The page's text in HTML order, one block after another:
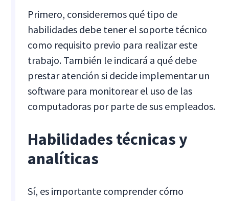
Primero, consideremos qué tipo de
habilidades debe tener el soporte técnico
como requisito previo para realizar este
trabajo. También le indicará a qué debe
prestar atención si decide implementar un
software para monitorear el uso de las
computadoras por parte de sus empleados.
Habilidades técnicas y
analíticas
Sí, es importante comprender cómo